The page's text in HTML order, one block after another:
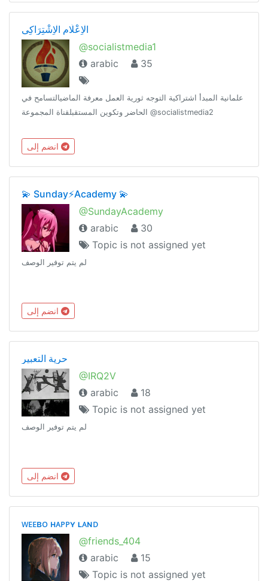
الْاِعْلَام الْاِشْتِرَاكِي
@socialistmedia1
arabic
35
علمانية المبدأ اشتراكية التوجه ثورية العمل معرفة الماضيالتسامح في
الحاضر وتكوين المستقبلقناة المجموعة @socialistmedia2
💫 Sunday⚡️Academy 💫
@SundayAcademy
arabic
30
Topic is not assigned yet
لم يتم توفير الوصف
حرية التعبير
@IRQ2V
arabic
18
Topic is not assigned yet
لم يتم توفير الوصف
ᴡᴇᴇʙᴏ ʜᴀᴘᴘʏ ʟᴀɴᴅ
@friends_404
arabic
15
Topic is not assigned yet